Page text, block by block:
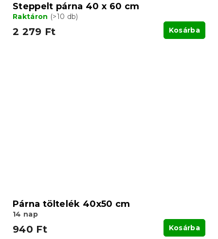
Steppelt párna 40 x 60 cm
Raktáron (>10 db)
2 279 Ft Kosárba
Párna töltelék 40x50 cm
14 nap
940 Ft Kosárba